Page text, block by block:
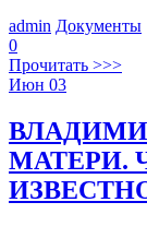
admin Документы
0
Прочитать >>>
Июн 03
МАТЕРИ.